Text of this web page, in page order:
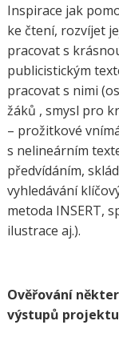
Inspirace jak
ke čtení, rozvíjet
pracovat s
publicistickým
pracovat s nimi
žáků , smysl pro
– prožitkové
s nelineárním
předvídáním,
vyhledávání
metoda INSERT,
ilustrace aj.).
Ověřování
výstupů